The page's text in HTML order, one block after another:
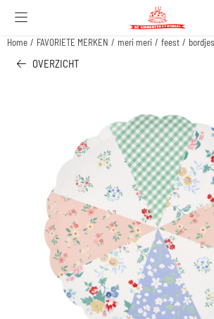
Cookievoorkeuren zijn beschikbaar. Kies
Home / FAVORIETE MERKEN / meri meri / feest /
OVERZICHT